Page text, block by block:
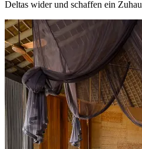
Deltas wider und schaffen ein